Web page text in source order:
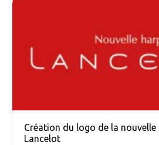
Création du logo de la nouvelle
Lancelot